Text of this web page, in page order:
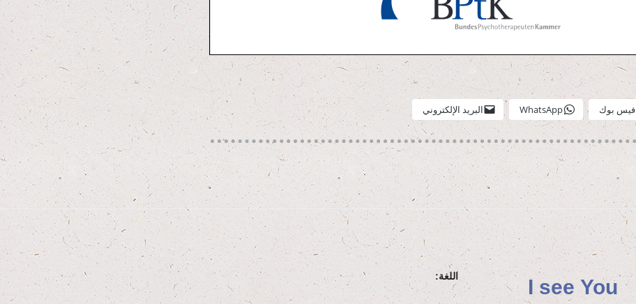
فيس بوك Whats­App البريد الإلكتروني
اللغة: I see You